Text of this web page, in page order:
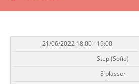
DATO/TID EVENT
21/06/2022 18:00 - 19:00
Step (Sofia)
8 plasser